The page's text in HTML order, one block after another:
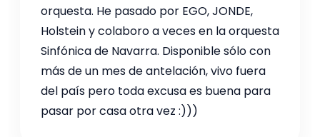
orquesta. He pasado por EGO, JONDE,
Holstein y colaboro a veces en la orquesta
Sinfónica de Navarra. Disponible sólo con
más de un mes de antelación, vivo fuera
del país pero toda excusa es buena para
pasar por casa otra vez :)))